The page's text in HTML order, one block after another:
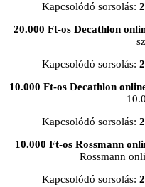
Kapcsolódó sorsolás:
20.000 Ft-os Decathlon
Kapcsolódó sorsolás:
10.000 Ft-os Decathlon
Kapcsolódó sorsolás:
10.000 Ft-os Rossmann
Rossmann
Kapcsolódó sorsolás: